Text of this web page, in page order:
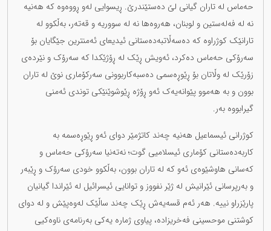
حەماس لە تاران گیانی لێ دەستێندرێ. ڕیسوایی لەو ڕووەوە کە هەنیە
نە لە فەلەستین و لوبنان، هەروەها نە لە سووریە و قەتەر، بەڵکوو لە
تارانێک کوژراوە کە دەسەڵاتبەدەستانی ئیدیعای ئەمنترین جێگایان بۆ
سەرۆکی حەماس دەکرد، ئەویش ڕێک لە ڕۆژێکدا کە سەرۆک و نێردەی
زۆرێک لە وڵاتان بۆ ڕێوڕەسمی دەسبەکاربوونی سەرکۆماری نوێ لە تاران
بوون و بە هەموو پێوانەیەک ئەو ڕۆژە ڕێوشوێنێکی توندی ئەمنی
گیرابووە بەر.
کوژرانی ئیسماعیل هەنیە چەند کاتژمێر دوای ئەو ڕێوڕەسمە بە
کاربەدەستانی کۆماری ئیسلامیی گوت؛ نەتەنیا سەرۆکی حەماس و
کەسانی هاوشێوەی ئەو کە لە تاران بوون، بەڵکوو خودی سەرۆک و ڕێبەر
و بەرپرسانی ئێرانیش لە ژێر نفووز و توانایی ئیسرائیل لە ئێراندا گیانیان
پارێزراو نییە. هەر ئەم قسەیەش ڕێک چەند ساڵێک لەوەپێش و لە دوای
کوشتنی موحسینی فەخریزادە، پیاوی ژمارە یەکی بەرنامەی ناوەکیی